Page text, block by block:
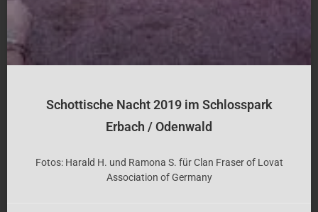
Schottische Nacht 2019 im Schlosspark
Erbach / Odenwald
Fotos: Harald H. und Ramona S. für Clan Fraser of Lovat
Association of Germany